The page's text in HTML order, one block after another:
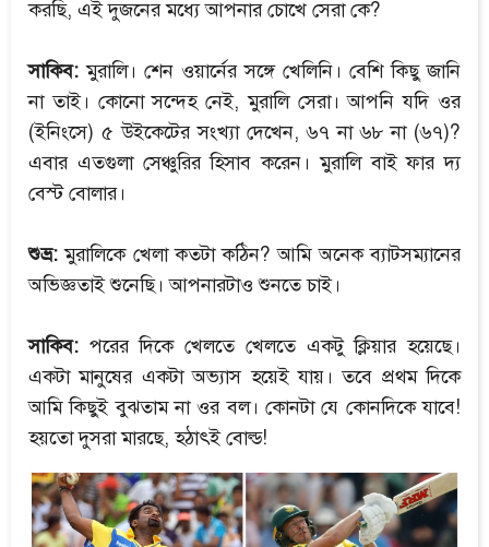
করছি, এই দুজনের মধ্যে আপনার চোখে সেরা কে?
সাকিব: মুরালি। শেন ওয়ার্নের সঙ্গে খেলিনি। বেশি কিছু জানি
না তাই। কোনো সন্দেহ নেই, মুরালি সেরা। আপনি যদি ওর
(ইনিংসে) ৫ উইকেটের সংখ্যা দেখেন, ৬৭ না ৬৮ না (৬৭)?
এবার এতগুলা সেঞ্চুরির হিসাব করেন। মুরালি বাই ফার দ্য
বেস্ট বোলার।
শুভ্র: মুরালিকে খেলা কতটা কঠিন? আমি অনেক ব্যাটসম্যানের
অভিজ্ঞতাই শুনেছি। আপনারটাও শুনতে চাই।
সাকিব: পরের দিকে খেলতে খেলতে একটু ক্লিয়ার হয়েছে।
একটা মানুষের একটা অভ্যাস হয়েই যায়। তবে প্রথম দিকে
আমি কিছুই বুঝতাম না ওর বল। কোনটা যে কোনদিকে যাবে!
হয়তো দুসরা মারছে, হঠাৎই বোল্ড!